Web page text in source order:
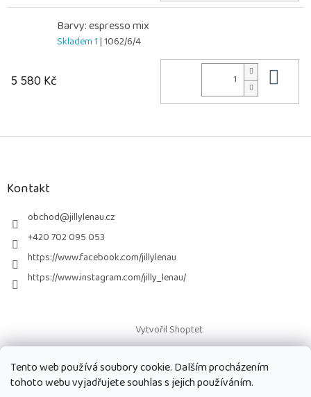
Tento web používá soubory cookie. Dalším procházením
tohoto webu vyjadřujete souhlas s jejich používáním.
Barvy: espresso mix
Skladem 1| 1062/6/4
5 580 Kč
Z
Kontakt
obchod@jillylenau.cz
+420 702 095 053
https://www.facebook.com/jillylenau
https://www.instagram.com/jilly_lenau/
Vytvořil Shoptet
Copyright 2026Paruky Jilly Lenau s.r.o.. Všechna práva vyhrazena.